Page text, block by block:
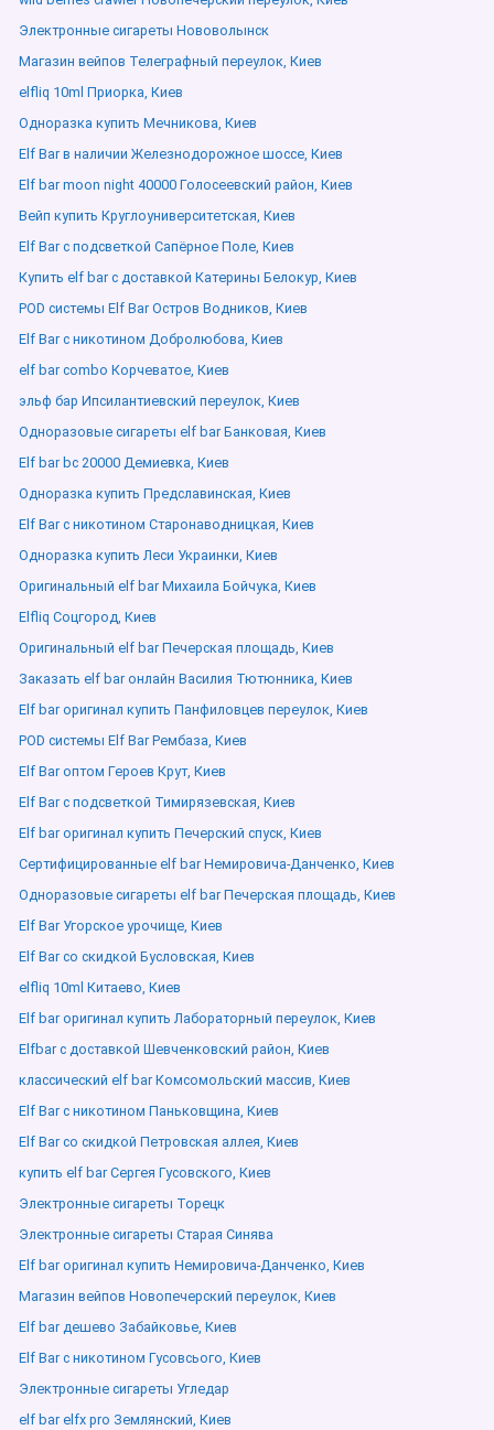
Электронные сигареты Нововолынск
Магазин вейпов Телеграфный переулок, Киев
elfliq 10ml Приорка, Киев
Одноразка купить Мечникова, Киев
Elf Bar в наличии Железнодорожное шоссе, Киев
Elf bar moon night 40000 Голосеевский район, Киев
Вейп купить Круглоуниверситетская, Киев
Elf Bar с подсветкой Сапёрное Поле, Киев
Купить elf bar с доставкой Катерины Белокур, Киев
POD системы Elf Bar Остров Водников, Киев
Elf Bar с никотином Добролюбова, Киев
elf bar combo Корчеватое, Киев
эльф бар Ипсилантиевский переулок, Киев
Одноразовые сигареты elf bar Банковая, Киев
Elf bar bc 20000 Демиевка, Киев
Одноразка купить Предславинская, Киев
Elf Bar с никотином Старонаводницкая, Киев
Одноразка купить Леси Украинки, Киев
Оригинальный elf bar Михаила Бойчука, Киев
Elfliq Соцгород, Киев
Оригинальный elf bar Печерская площадь, Киев
Заказать elf bar онлайн Василия Тютюнника, Киев
Elf bar оригинал купить Панфиловцев переулок, Киев
POD системы Elf Bar Рембаза, Киев
Elf Bar оптом Героев Крут, Киев
Elf Bar с подсветкой Тимирязевская, Киев
Elf bar оригинал купить Печерский спуск, Киев
Сертифицированные elf bar Немировича-Данченко, Киев
Одноразовые сигареты elf bar Печерская площадь, Киев
Elf Bar Угорское урочище, Киев
Elf Bar со скидкой Бусловская, Киев
elfliq 10ml Китаево, Киев
Elf bar оригинал купить Лабораторный переулок, Киев
Elfbar с доставкой Шевченковский район, Киев
классический elf bar Комсомольский массив, Киев
Elf Bar с никотином Паньковщина, Киев
Elf Bar со скидкой Петровская аллея, Киев
купить elf bar Сергея Гусовского, Киев
Электронные сигареты Торецк
Электронные сигареты Старая Синява
Elf bar оригинал купить Немировича-Данченко, Киев
Магазин вейпов Новопечерский переулок, Киев
Elf bar дешево Забайковье, Киев
Elf Bar с никотином Гусовсього, Киев
Электронные сигареты Угледар
elf bar elfx pro Землянский, Киев